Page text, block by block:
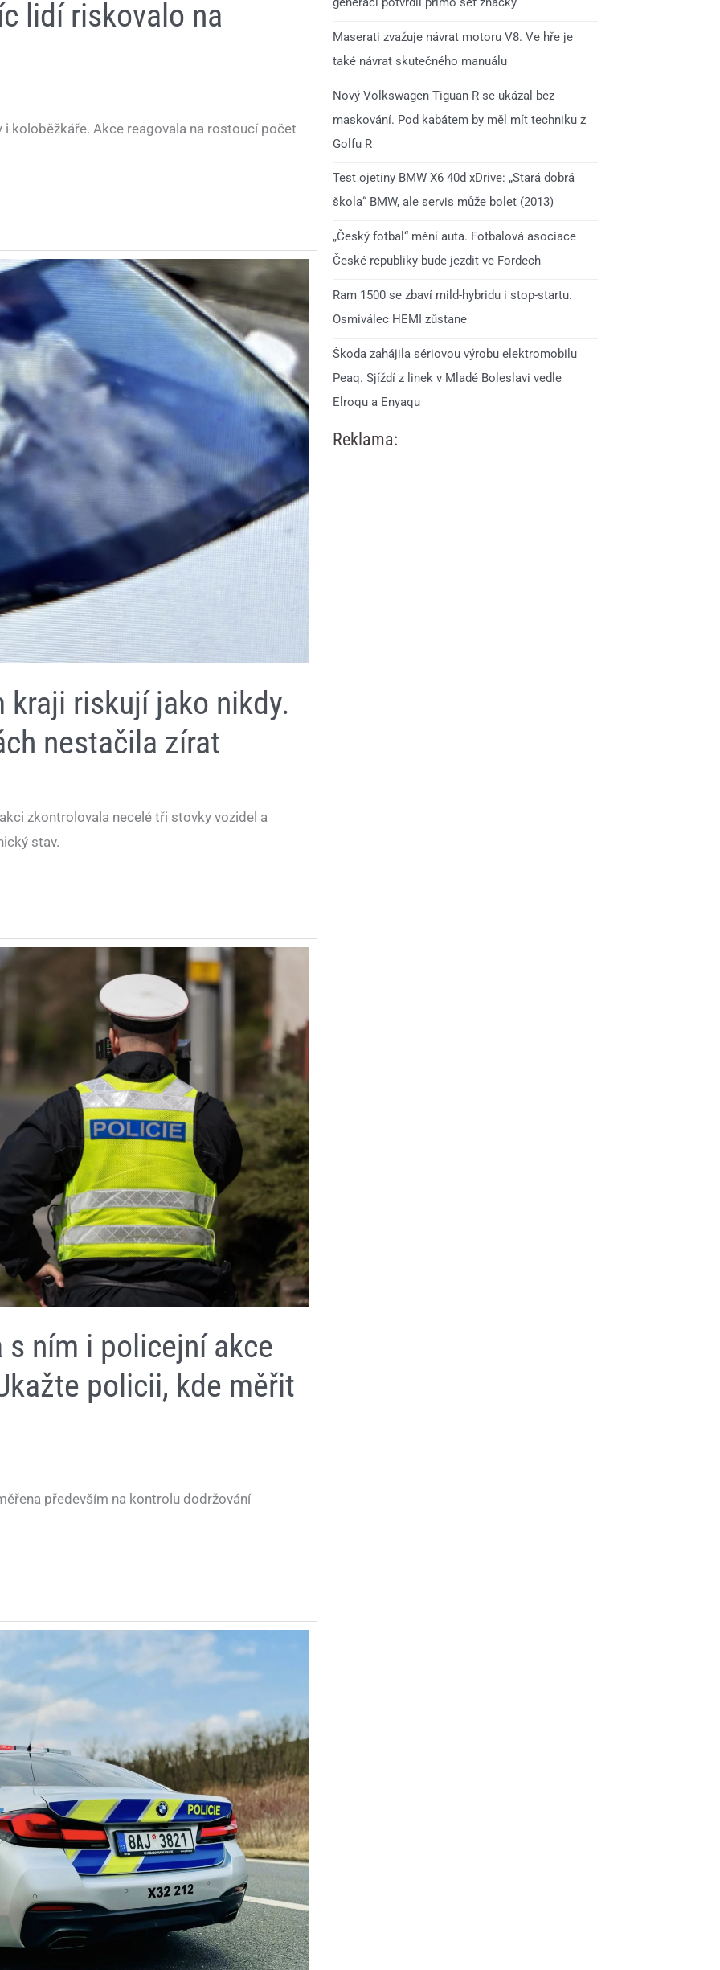
lidí riskovalo na
koloběžkáře. Akce reagovala na rostoucí počet
kraji riskují jako nikdy.
nestačila zírat
zkontrolovala necelé tři stovky vozidel a
stav.
s ním i policejní akce
policii, kde měřit
především na kontrolu dodržování
Maserati zvažuje návrat motoru V8. Ve hře je
také návrat skutečného manuálu
Nový Volkswagen Tiguan R se ukázal bez
maskování. Pod kabátem by měl mít techniku z
Golfu R
Test ojetiny BMW X6 40d xDrive: „Stará dobrá
škola“ BMW, ale servis může bolet (2013)
„Český fotbal“ mění auta. Fotbalová asociace
České republiky bude jezdit ve Fordech
Ram 1500 se zbaví mild-hybridu i stop-startu.
Osmiválec HEMI zůstane
Škoda zahájila sériovou výrobu elektromobilu
Peaq. Sjíždí z linek v Mladé Boleslavi vedle
Elroqu a Enyaqu
Reklama: